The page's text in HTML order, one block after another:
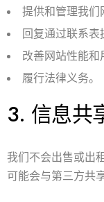
提供和管理我们
回复通过联系表
改善网站性能和
履行法律义务。
3. 信息共
我们不会出售或出
可能会与第三方共